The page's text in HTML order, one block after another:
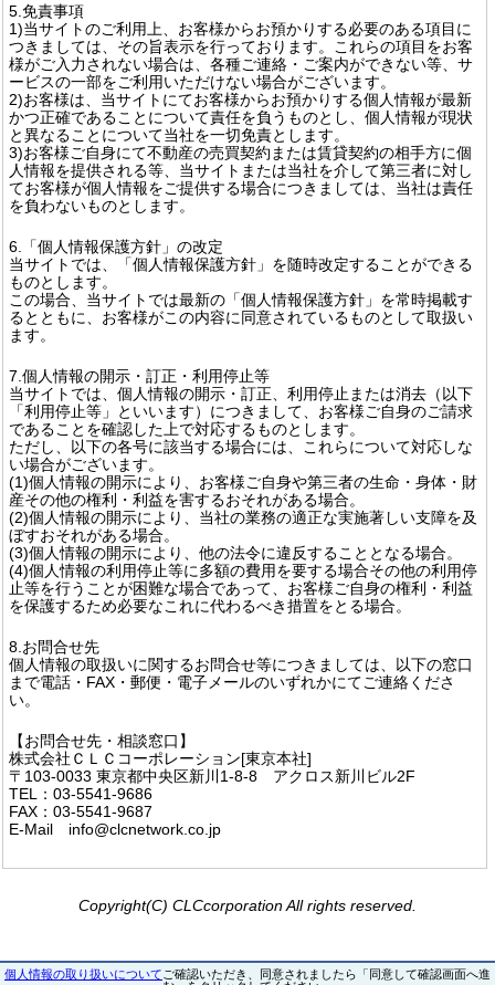
5.免責事項
1)当サイトのご利用上、お客様からお預かりする必要のある項目に
つきましては、その旨表示を行っております。これらの項目をお客
様がご入力されない場合は、各種ご連絡・ご案内ができない等、サ
ービスの一部をご利用いただけない場合がございます。
2)お客様は、当サイトにてお客様からお預かりする個人情報が最新
かつ正確であることについて責任を負うものとし、個人情報が現状
と異なることについて当社を一切免責とします。
3)お客様ご自身にて不動産の売買契約または賃貸契約の相手方に個
人情報を提供される等、当サイトまたは当社を介して第三者に対し
てお客様が個人情報をご提供する場合につきましては、当社は責任
を負わないものとします。
6.「個人情報保護方針」の改定
当サイトでは、「個人情報保護方針」を随時改定することができる
ものとします。
この場合、当サイトでは最新の「個人情報保護方針」を常時掲載す
るとともに、お客様がこの内容に同意されているものとして取扱い
ます。
7.個人情報の開示・訂正・利用停止等
当サイトでは、個人情報の開示・訂正、利用停止または消去（以下
「利用停止等」といいます）につきまして、お客様ご自身のご請求
であることを確認した上で対応するものとします。
ただし、以下の各号に該当する場合には、これらについて対応しな
い場合がございます。
(1)個人情報の開示により、お客様ご自身や第三者の生命・身体・財
産その他の権利・利益を害するおそれがある場合。
(2)個人情報の開示により、当社の業務の適正な実施著しい支障を及
ぼすおそれがある場合。
(3)個人情報の開示により、他の法令に違反することとなる場合。
(4)個人情報の利用停止等に多額の費用を要する場合その他の利用停
止等を行うことが困難な場合であって、お客様ご自身の権利・利益
を保護するため必要なこれに代わるべき措置をとる場合。
8.お問合せ先
個人情報の取扱いに関するお問合せ等につきましては、以下の窓口
まで電話・FAX・郵便・電子メールのいずれかにてご連絡くださ
い。
【お問合せ先・相談窓口】
株式会社ＣＬＣコーポレーション[東京本社]
〒103-0033 東京都中央区新川1-8-8 アクロス新川ビル2F
TEL：03-5541-9686
FAX：03-5541-9687
E-Mail info@clcnetwork.co.jp
Copyright(C) CLCcorporation All rights reserved.
個人情報の取り扱いについて ご確認いただき、同意されましたら「同意して確認画面へ進